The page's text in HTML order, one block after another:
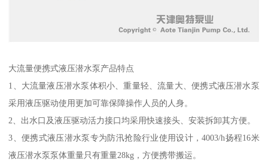
大流量便携式液压潜水泵产品特点
1、大流量液压潜水泵体积小、重量轻、流量大、便携式液压潜水泵
采用液压驱动使用更加可靠保障操作人员的人身。
2、出水口及液压驱动活力接口均采用快速接头、安装拆卸其方便。
3、便携式液压潜水泵专为防汛抢险行业使用设计，4003/h扬程16米
液压潜水泵泵体重量只有重量28kg，方便携带搬运。